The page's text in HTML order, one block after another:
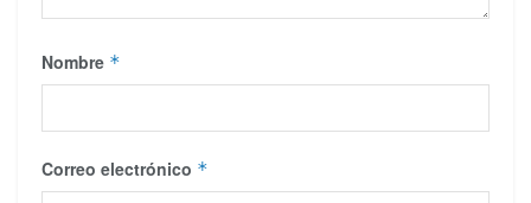
Nombre *
Correo electrónico *